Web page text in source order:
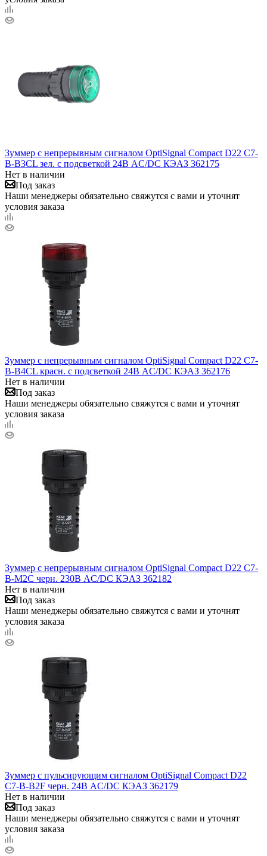
Зуммер с непрерывным сигналом OptiSignal Compact D22 С7-
B-B3CL зел. с подсветкой 24В AC/DC КЭАЗ 362175
Нет в наличии
Под заказ
Наши менеджеры обязательно свяжутся с вами и уточнят
условия заказа
Зуммер с непрерывным сигналом OptiSignal Compact D22 С7-
B-B4CL красн. с подсветкой 24В AC/DC КЭАЗ 362176
Нет в наличии
Под заказ
Наши менеджеры обязательно свяжутся с вами и уточнят
условия заказа
Зуммер с непрерывным сигналом OptiSignal Compact D22 С7-
B-M2C черн. 230В AC/DC КЭАЗ 362182
Нет в наличии
Под заказ
Наши менеджеры обязательно свяжутся с вами и уточнят
условия заказа
Зуммер с пульсирующим сигналом OptiSignal Compact D22
С7-B-B2F черн. 24В AC/DC КЭАЗ 362179
Нет в наличии
Под заказ
Наши менеджеры обязательно свяжутся с вами и уточнят
условия заказа